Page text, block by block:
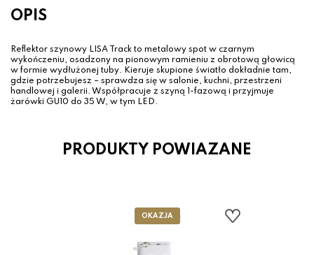
OPIS
Reflektor szynowy LISA Track to metalowy spot w czarnym
wykończeniu, osadzony na pionowym ramieniu z obrotową głowicą
w formie wydłużonej tuby. Kieruje skupione światło dokładnie tam,
gdzie potrzebujesz – sprawdza się w salonie, kuchni, przestrzeni
handlowej i galerii. Współpracuje z szyną 1-fazową i przyjmuje
żarówki GU10 do 35 W, w tym LED.
PRODUKTY POWIAZANE